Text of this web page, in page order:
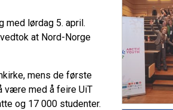
med lørdag 5. april.
at Nord-Norge
mens de første
være med å feire UiT
og 17 000 studenter.